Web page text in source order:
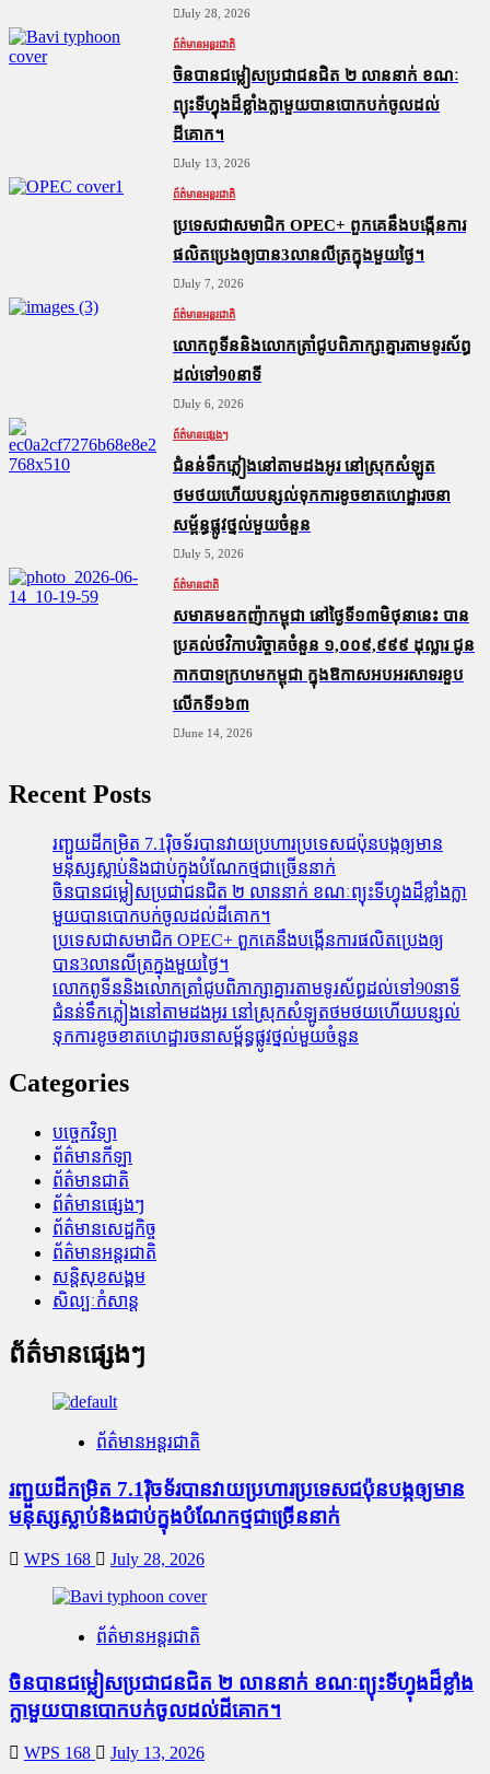
July 28, 2026
ព័ត៌មានអន្តរជាតិ
ចិនបានជម្លៀសប្រជាជនជិត ២ លាននាក់ ខណៈ
ព្យុះទីហ្វុងដ៏ខ្លាំងក្លាមួយបានបោកបក់ចូលដល់
ដីគោក។
July 13, 2026
ព័ត៌មានអន្តរជាតិ
ប្រទេសជាសមាជិក OPEC+​ ពួកគេនឹងបង្កើនការ
ផលិតប្រេងឲ្យបាន3លានលីត្រក្នុងមួយថ្ងៃ។
July 7, 2026
ព័ត៌មានអន្តរជាតិ
លោកពូទីននិងលោកត្រាំជូបពិភាក្សាគ្នារតាមទូរស័ព្ធ
ដល់ទៅ90នាទី
July 6, 2026
ព័ត៌មានផ្សេងៗ
ជំនន់​ទឹកភ្លៀង​នៅ​តាម​ដងអូរ​ នៅ​ស្រុក​សំឡូត​
ថមថយ​ហើយ​បន្សល់​ទុក​ការ​ខូចខាត​ហេដ្ឋារចនា
សម្ព័ន្ធ​ផ្លូវថ្នល់​មួយ​ចំនួន
July 5, 2026
ព័ត៌មានជាតិ
សមាគមឧកញ៉ាកម្ពុជា នៅថ្ងៃទី១៣មិថុនានេះ បាន
ប្រគល់ថវិកាបរិច្ចាគចំនួន ១,០០៩,៩៩៩ ដុល្លារ ជូន
កាកបាទក្រហមកម្ពុជា ក្នុងឱកាសអបអរសាទរខួប
លើកទី១៦៣
June 14, 2026
Recent Posts
រញ្ជួយដីកម្រិត​ 7.1រ៉ិចទ័របានវាយប្រហារប្រទេសជប៉ុនបង្កឲ្យមាន
មនុស្សស្លាប់​និង​ជាប់ក្នុងបំណែកថ្មជាច្រើននាក់
ចិនបានជម្លៀសប្រជាជនជិត ២ លាននាក់ ខណៈព្យុះទីហ្វុងដ៏ខ្លាំងក្លា
មួយបានបោកបក់ចូលដល់ដីគោក។
ប្រទេសជាសមាជិក OPEC+​ ពួកគេនឹងបង្កើនការផលិតប្រេងឲ្យ
បាន3លានលីត្រក្នុងមួយថ្ងៃ។
លោកពូទីននិងលោកត្រាំជូបពិភាក្សាគ្នារតាមទូរស័ព្ធដល់ទៅ90នាទី
ជំនន់​ទឹកភ្លៀង​នៅ​តាម​ដងអូរ​ នៅ​ស្រុក​សំឡូត​ថមថយ​ហើយ​បន្សល់​
ទុក​ការ​ខូចខាត​ហេដ្ឋារចនាសម្ព័ន្ធ​ផ្លូវថ្នល់​មួយ​ចំនួន
Categories
បច្ចេកវិទ្យា
ព័ត៌មានកីឡា
ព័ត៌មានជាតិ
ព័ត៌មានផ្សេងៗ
ព័ត៌មានសេដ្ឋកិច្ច
ព័ត៌មានអន្តរជាតិ
សន្តិសុខសង្គម
សិល្បៈកំសាន្ត
ព័ត៌មានផ្សេងៗ
ព័ត៌មានអន្តរជាតិ
រញ្ជួយដីកម្រិត​ 7.1រ៉ិចទ័របានវាយប្រហារប្រទេសជប៉ុនបង្កឲ្យមាន
មនុស្សស្លាប់​និង​ជាប់ក្នុងបំណែកថ្មជាច្រើននាក់
WPS 168 July 28, 2026
ព័ត៌មានអន្តរជាតិ
ចិនបានជម្លៀសប្រជាជនជិត ២ លាននាក់ ខណៈព្យុះទីហ្វុងដ៏ខ្លាំង
ក្លាមួយបានបោកបក់ចូលដល់ដីគោក។
WPS 168 July 13, 2026